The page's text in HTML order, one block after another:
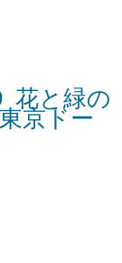
花と緑の
京ドー